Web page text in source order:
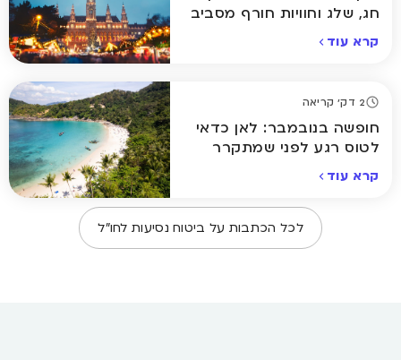
חג, שלג וחוויות חורף מסביב
קרא עוד
2 דק' קריאה
חופשה בנובמבר: לאן כדאי
לטוס רגע לפני שמתקרר
קרא עוד
לכל הכתבות על ביטוח נסיעות לחו״ל